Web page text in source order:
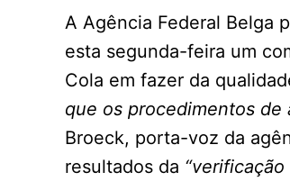
A Agência Federal Belga
esta segunda-feira um
Cola em fazer da
que os procedimentos
Broeck, porta-voz da
resultados da